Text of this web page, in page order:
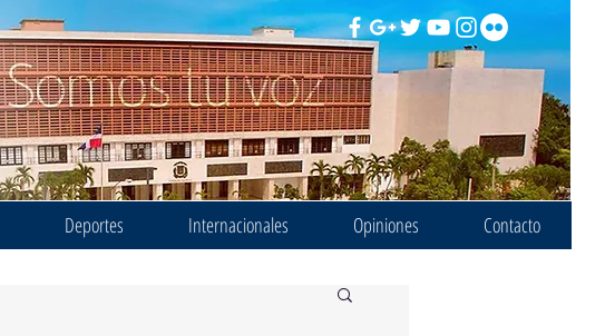
Deportes Internacionales Opiniones Contacto